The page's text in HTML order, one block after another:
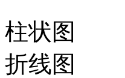
柱状图
折线图